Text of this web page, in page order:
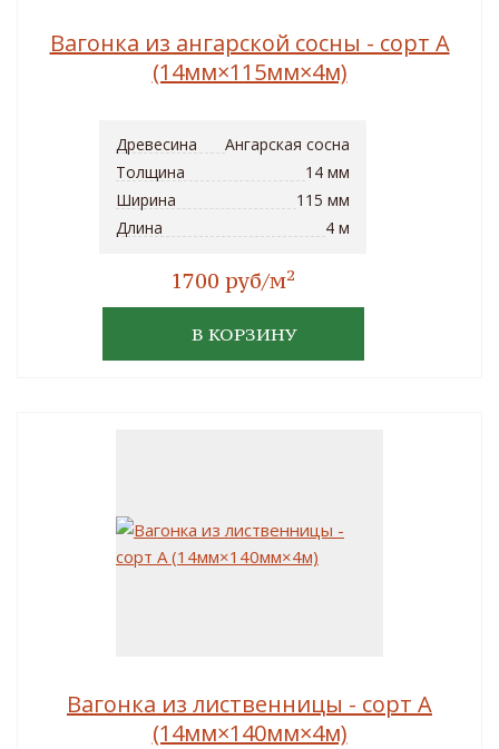
Вагонка из ангарской сосны - сорт A
(14мм×115мм×4м)
Древесина
Ангарская сосна
Толщина
14 мм
Ширина
115 мм
Длина
4 м
1700 руб/м2
В КОРЗИНУ
Вагонка из лиственницы - сорт A
(14мм×140мм×4м)